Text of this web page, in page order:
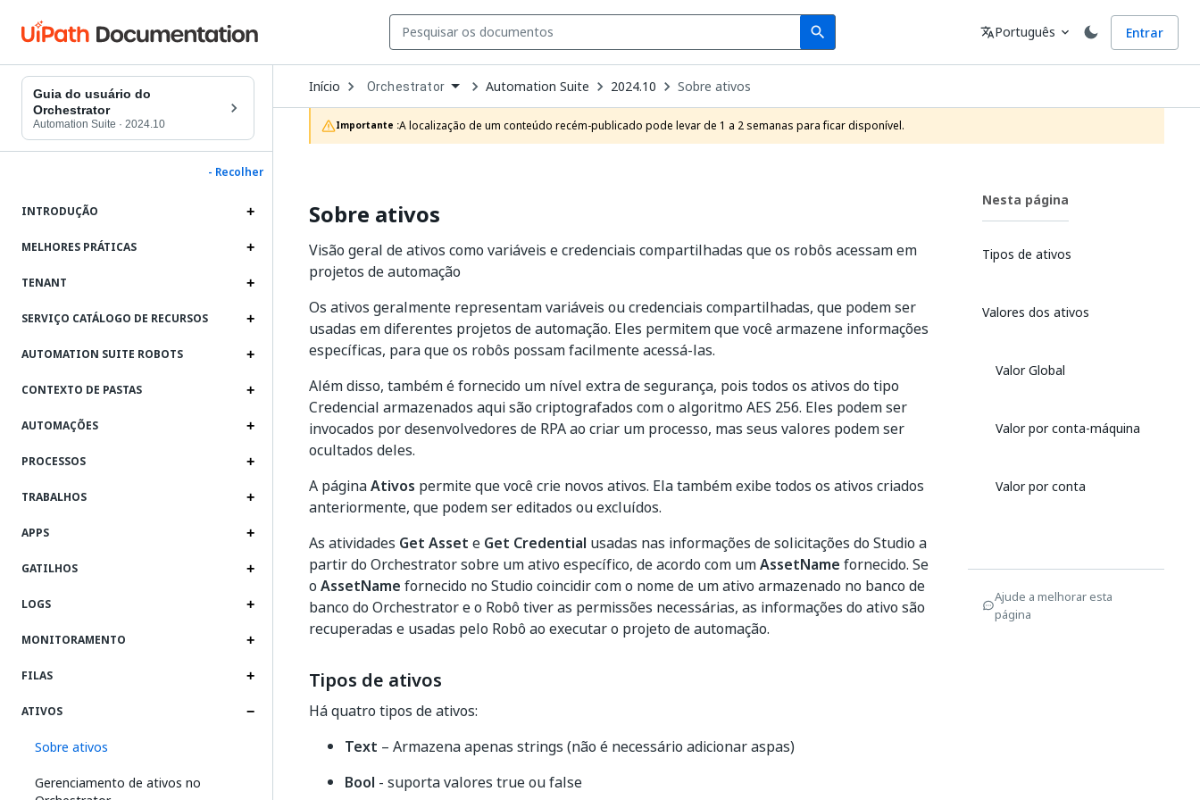
search
Search Idioma
translatePortuguês expand_more Entrar
Guia do usuário do
Orchestrator
Automation Suite · 2024.10
- Recolher
INTRODUÇÃO
MELHORES PRÁTICAS
TENANT
SERVIÇO CATÁLOGO DE RECURSOS
AUTOMATION SUITE ROBOTS
CONTEXTO DE PASTAS
AUTOMAÇÕES
PROCESSOS
TRABALHOS
APPS
GATILHOS
LOGS
MONITORAMENTO
FILAS
ATIVOS
Sobre ativos
Gerenciamento de ativos no
Início Open
Dropdown
to
choose
product
Orchestrator Automation Suite 2024.10 Sobre ativos
Importante :A localização de um conteúdo recém-publicado pode levar de 1 a 2 semanas para ficar disponível.
Sobre ativos
Visão geral de ativos como variáveis e credenciais compartilhadas que os robôs acessam em
projetos de automação
Os ativos geralmente representam variáveis ou credenciais compartilhadas, que podem ser
usadas em diferentes projetos de automação. Eles permitem que você armazene informações
específicas, para que os robôs possam facilmente acessá-las.
Além disso, também é fornecido um nível extra de segurança, pois todos os ativos do tipo
Credencial armazenados aqui são criptografados com o algoritmo AES 256. Eles podem ser
invocados por desenvolvedores de RPA ao criar um processo, mas seus valores podem ser
ocultados deles.
A páginaAtivos permite que você crie novos ativos. Ela também exibe todos os ativos criados
anteriormente, que podem ser editados ou excluídos.
As atividades Get Asset e Get Credential usadas nas informações de solicitações do Studio a
partir do Orchestrator sobre um ativo específico, de acordo com umAssetName fornecido. Se
o AssetName fornecido no Studio coincidir com o nome de um ativo armazenado no banco de
banco do Orchestrator e o Robô tiver as permissões necessárias, as informações do ativo são
recuperadas e usadas pelo Robô ao executar o projeto de automação.
Tipos de ativos
Há quatro tipos de ativos:
Text – Armazena apenas strings (não é necessário adicionar aspas)
Bool - suporta valores true ou false
Nesta página
Tipos de ativos
Valores dos ativos
Valor Global
Valor por conta-máquina
Valor por conta
Ajude a melhorar esta
página